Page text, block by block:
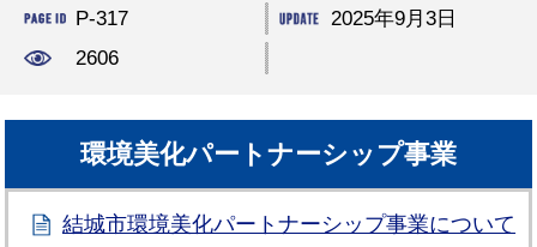
P-317
2025年9月3日
2606
環境美化パートナーシップ事業
結城市環境美化パートナーシップ事業について